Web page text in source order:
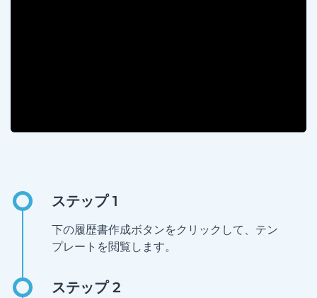
下の履歴書作成ボタンをクリックして、テン
プレートを閲覧します。